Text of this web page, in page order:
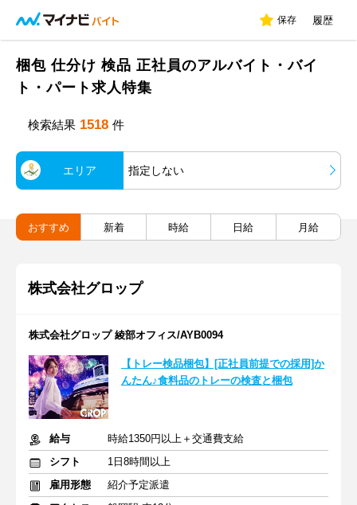
保存 履歴
梱包 仕分け 検品 正社員のアルバイト・バイ
ト・パート求人特集
検索結果 1518 件
エリア 指定しない
おすすめ 新着 時給 日給 月給
株式会社グロップ
株式会社グロップ 綾部オフィス/AYB0094
【トレー検品梱包】[正社員前提での採用]か
んたん♪食料品のトレーの検査と梱包
給与
時給1350円以上＋交通費支給
シフト
1日8時間以上
雇用形態
紹介予定派遣